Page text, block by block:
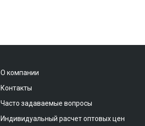
О компании
Контакты
Часто задаваемые вопросы
Индивидуальный расчет оптовых цен